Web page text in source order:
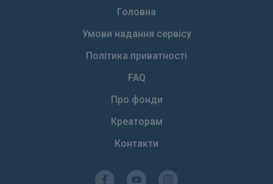
Головна
Умови надання сервісу
Політика приватності
FAQ
Про фонди
Креаторам
Контакти